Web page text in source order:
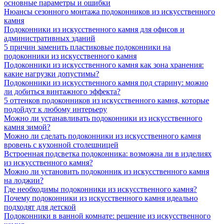
основные параметры и ошибки
Нюансы сезонного монтажа подоконников из искусственного
камня
Подоконники из искусственного камня для офисов и
административных зданий
5 причин заменить пластиковые подоконники на
подоконники из искусственного камня
Подоконники из искусственного камня как зона хранения:
какие нагрузки допустимы?
Подоконники из искусственного камня под старину: можно
ли добиться винтажного эффекта?
5 оттенков подоконников из искусственного камня, которые
подойдут к любому интерьеру
Можно ли устанавливать подоконники из искусственного
камня зимой?
Можно ли сделать подоконники из искусственного камня
вровень с кухонной столешницей
Встроенная подсветка подоконника: возможна ли в изделиях
из искусственного камня?
Можно ли установить подоконник из искусственного камня
на лоджии?
Где необходимы подоконники из искусственного камня?
Почему подоконники из искусственного камня идеально
подходят для детской
Подоконники в ванной комнате: решение из искусственного